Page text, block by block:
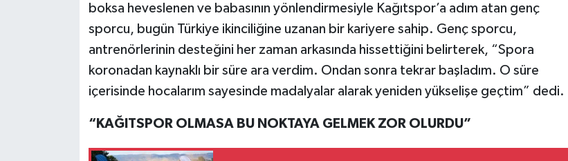
boksa heveslenen ve babasının yönlendirmesiyle Kağıtspor’a adım atan genç
sporcu, bugün Türkiye ikinciliğine uzanan bir kariyere sahip. Genç sporcu,
antrenörlerinin desteğini her zaman arkasında hissettiğini belirterek, “Spora
koronadan kaynaklı bir süre ara verdim. Ondan sonra tekrar başladım. O süre
içerisinde hocalarım sayesinde madalyalar alarak yeniden yükselişe geçtim” dedi.
“KAĞITSPOR OLMASA BU NOKTAYA GELMEK ZOR OLURDU”